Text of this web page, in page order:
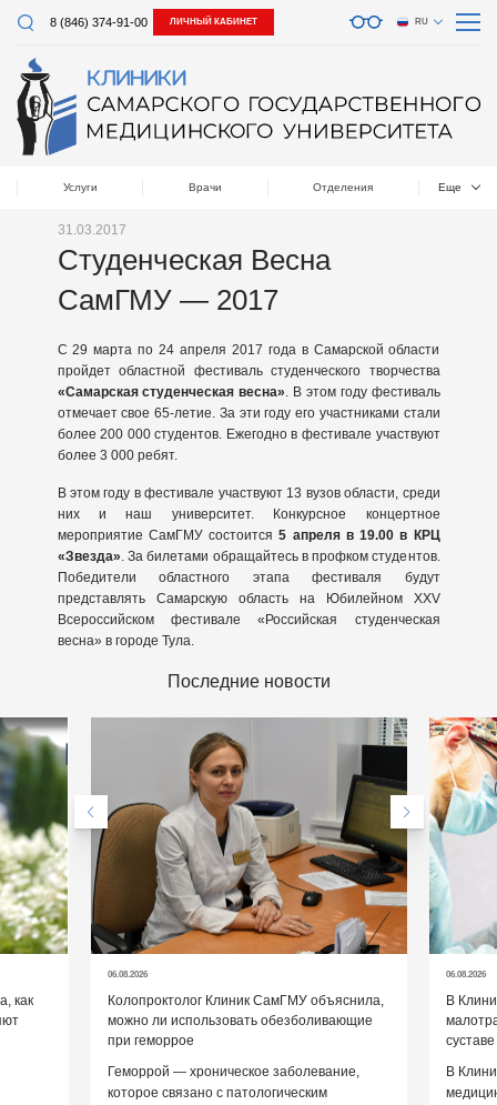
8 (846) 374-91-00 ЛИЧНЫЙ КАБИНЕТ RU
Услуги Врачи Отделения Еще
31.03.2017
Студенческая Весна
СамГМУ — 2017
С 29 марта по 24 апреля 2017 года в Самарской области
пройдет областной фестиваль студенческого творчества
«Самарская студенческая весна» . В этом году фестиваль
отмечает свое 65-летие. За эти году его участниками стали
более 200 000 студентов. Ежегодно в фестивале участвуют
более 3 000 ребят.
В этом году в фестивале участвуют 13 вузов области, среди
них и наш университет. Конкурсное концертное
мероприятие СамГМУ состоится5 апреля в 19.00 в КРЦ
«Звезда» . За билетами обращайтесь в профком студентов.
Победители областного этапа фестиваля будут
представлять Самарскую область на Юбилейном XXV
Всероссийском фестивале «Российская студенческая
весна» в городе Тула.
Последние новости
как
06.08.2026
Колопроктолог Клиник СамГМУ объяснила,
можно ли использовать обезболивающие
при геморрое
Геморрой — хроническое заболевание,
которое связано с патологическим
06.08.2026
В
суставе
В